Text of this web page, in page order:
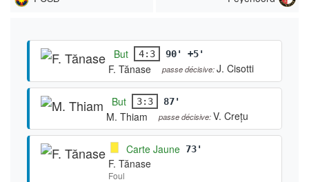
But 4:3 90' +5'
F. Tănase passe décisive:J. Cisotti
But 3:3 87'
M. Thiam passe décisive:V. Crețu
Carte Jaune 73'
F. Tănase
Foul